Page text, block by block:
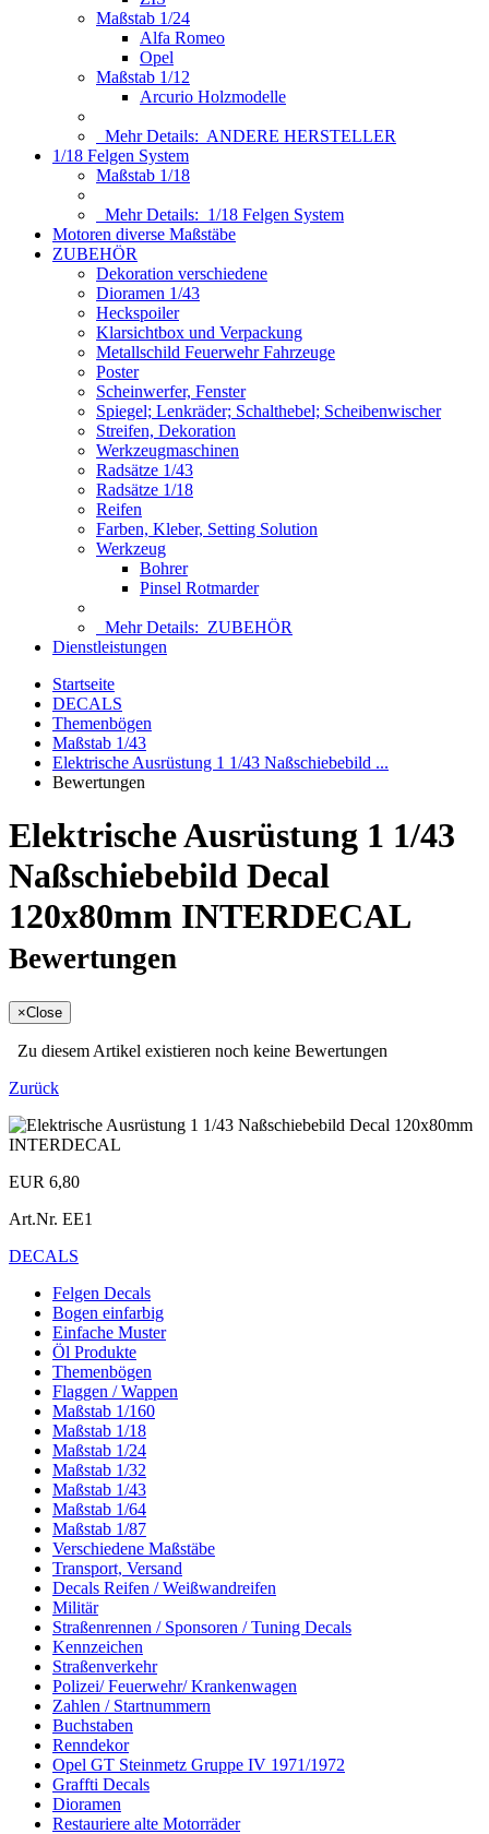
Maßstab 1/24
Alfa Romeo
Opel
Maßstab 1/12
Arcurio Holzmodelle
Mehr Details: ANDERE HERSTELLER
1/18 Felgen System
Maßstab 1/18
Mehr Details: 1/18 Felgen System
Motoren diverse Maßstäbe
ZUBEHÖR
Dekoration verschiedene
Dioramen 1/43
Heckspoiler
Klarsichtbox und Verpackung
Metallschild Feuerwehr Fahrzeuge
Poster
Scheinwerfer, Fenster
Spiegel; Lenkräder; Schalthebel; Scheibenwischer
Streifen, Dekoration
Werkzeugmaschinen
Radsätze 1/43
Radsätze 1/18
Reifen
Farben, Kleber, Setting Solution
Werkzeug
Bohrer
Pinsel Rotmarder
Mehr Details: ZUBEHÖR
Dienstleistungen
Startseite
DECALS
Themenbögen
Maßstab 1/43
Elektrische Ausrüstung 1 1/43 Naßschiebebild ...
Bewertungen
Elektrische Ausrüstung 1 1/43
Naßschiebebild Decal
120x80mm INTERDECAL
Bewertungen
×Close
Zu diesem Artikel existieren noch keine Bewertungen
Zurück
EUR 6,80
Art.Nr. EE1
DECALS
Felgen Decals
Bogen einfarbig
Einfache Muster
Öl Produkte
Themenbögen
Flaggen / Wappen
Maßstab 1/160
Maßstab 1/18
Maßstab 1/24
Maßstab 1/32
Maßstab 1/43
Maßstab 1/64
Maßstab 1/87
Verschiedene Maßstäbe
Transport, Versand
Decals Reifen / Weißwandreifen
Militär
Straßenrennen / Sponsoren / Tuning Decals
Kennzeichen
Straßenverkehr
Polizei/ Feuerwehr/ Krankenwagen
Zahlen / Startnummern
Buchstaben
Renndekor
Opel GT Steinmetz Gruppe IV 1971/1972
Graffti Decals
Dioramen
Restauriere alte Motorräder